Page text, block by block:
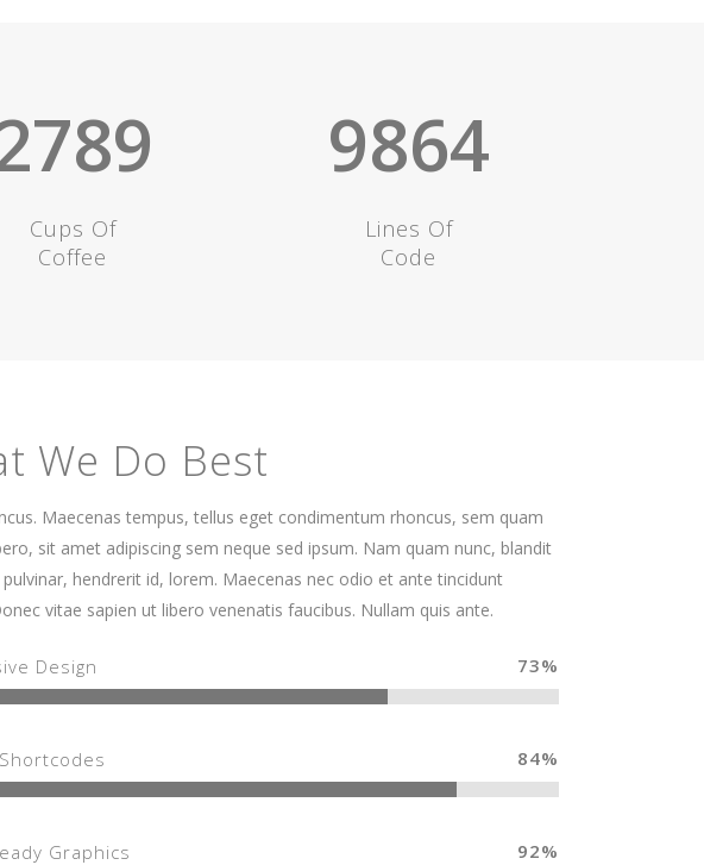
Cups Of
Coffee
9864
Lines Of
Code
We Do Best
Maecenas tempus, tellus eget condimentum rhoncus, sem quam
sit amet adipiscing sem neque sed ipsum. Nam quam nunc, blandit
hendrerit id, lorem. Maecenas nec odio et ante tincidunt
vitae sapien ut libero venenatis faucibus. Nullam quis ante.
Design 73%
84%
Graphics 92%